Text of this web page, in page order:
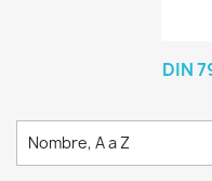
DIN
Nombre, A a Z